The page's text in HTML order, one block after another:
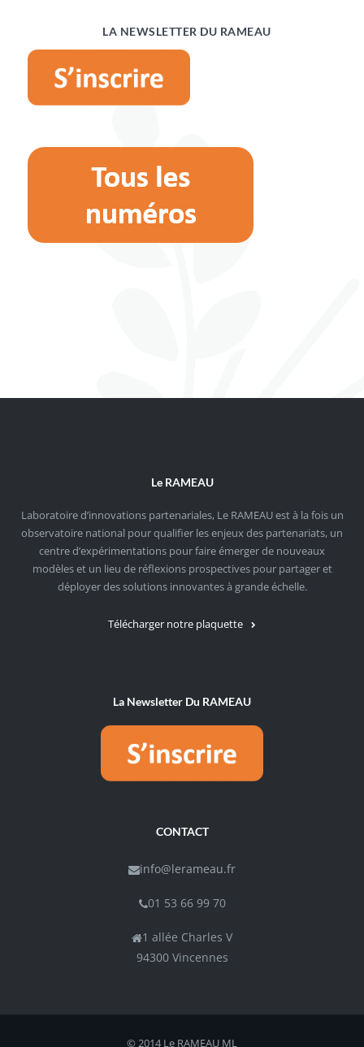
LA NEWSLETTER DU RAMEAU
Le RAMEAU
Laboratoire d’innovations partenariales, Le RAMEAU est à la fois un
observatoire national pour qualifier les enjeux des partenariats, un
centre d’expérimentations pour faire émerger de nouveaux
modèles et un lieu de réflexions prospectives pour partager et
déployer des solutions innovantes à grande échelle.
Télécharger notre plaquette
La Newsletter Du RAMEAU
CONTACT
info@lerameau.fr
01 53 66 99 70
1 allée Charles V
94300 Vincennes
© 2014 Le RAMEAU ML